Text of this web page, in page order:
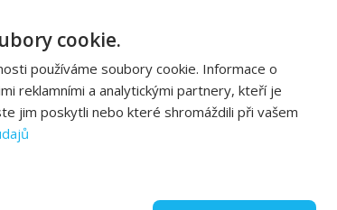
cookie.
používáme soubory cookie. Informace o
reklamními a analytickými partnery, kteří je
jim poskytli nebo které shromáždili při vašem